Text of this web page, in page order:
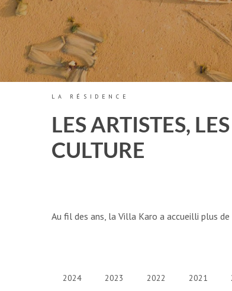
LA RÉSIDENCE
LES ARTISTES,
CULTURE
Au fil des ans, la Villa Karo a accueilli plus
2024 2023 2022 2021